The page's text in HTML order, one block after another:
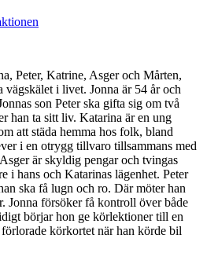
Peter, Katrine, Asger och Mårten,
vägskälet i livet. Jonna är 54 år och
son Peter ska gifta sig om två
han ta sitt liv. Katarina är en ung
att städa hemma hos folk, bland
i en otrygg tillvaro tillsammans med
är skyldig pengar och tvingas
i hans och Katarinas lägenhet. Peter
ska få lugn och ro. Där möter han
Jonna försöker få kontroll över både
börjar hon ge körlektioner till en
körkortet när han körde bil